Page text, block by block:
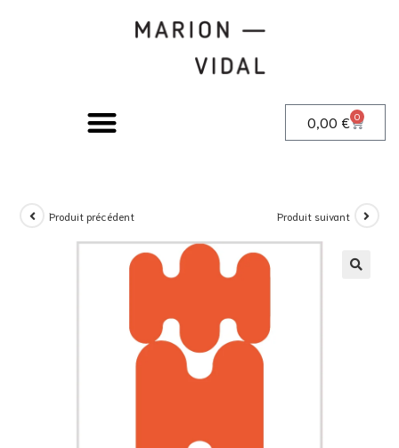
0,00 € 0
Produit précédent Produit suivant